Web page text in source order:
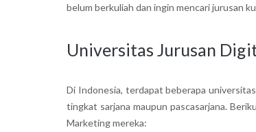
belum berkuliah dan ingin mencari jurusan
Universitas Jurusan
Di Indonesia, terdapat beberapa
tingkat sarjana maupun pascasarjana.
Marketing mereka: